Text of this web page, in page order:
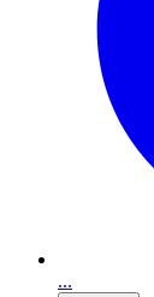
...